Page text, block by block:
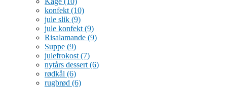
konfekt (10)
jule slik (9)
jule konfekt (9)
Risalamande (9)
Suppe (9)
julefrokost (7)
nytårs dessert (6)
rødkål (6)
rugbrød (6)